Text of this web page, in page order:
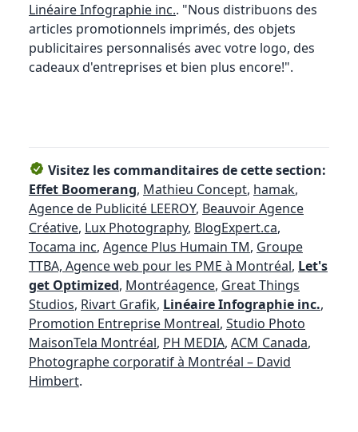
Linéaire Infographie inc.. "Nous distribuons des
articles promotionnels imprimés, des objets
publicitaires personnalisés avec votre logo, des
cadeaux d'entreprises et bien plus encore!".
Visitez les commanditaires de cette section:
Effet Boomerang, Mathieu Concept, hamak,
Agence de Publicité LEEROY, Beauvoir Agence
Créative, Lux Photography, BlogExpert.ca,
Tocama inc, Agence Plus Humain TM, Groupe
TTBA, Agence web pour les PME à Montréal, Let's
get Optimized, Montréagence, Great Things
Studios, Rivart Grafik, Linéaire Infographie inc.,
Promotion Entreprise Montreal, Studio Photo
MaisonTela Montréal, PH MEDIA, ACM Canada,
Photographe corporatif à Montréal – David
Himbert.